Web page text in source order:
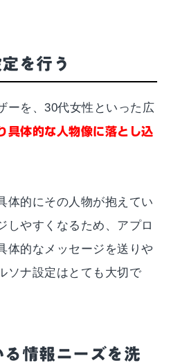
を行う
ーを、30代女性といった広
具体的な人物像に落とし込
体的にその人物が抱えてい
しやすくなるため、アプロ
体的なメッセージを送りや
ソナ設定はとても大切で
情報ニーズを洗